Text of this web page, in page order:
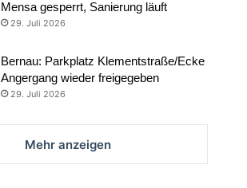
Mensa gesperrt, Sanierung läuft
29. Juli 2026
Bernau: Parkplatz Klementstraße/Ecke
Angergang wieder freigegeben
29. Juli 2026
Mehr anzeigen